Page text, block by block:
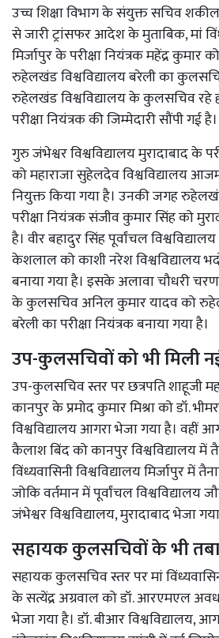
उच्च शिक्षा विभाग के संयुक्त सचिव
से जारी ट्रांसफर आदेश के मुताबिक, मां
मिर्जापुर के परीक्षा नियंत्रक महेंद्र कुमार
रुहेलखंड विश्वविद्यालय बरेली का
रुहेलखंड विश्वविद्यालय के कुलसचिव रहे
परीक्षा नियंत्रक की जिम्मेदारी सौंपी गई है।
गुरु जंभेश्वर विश्वविद्यालय मुरादाबाद के
को महाराजा सुहेलदेव विश्वविद्यालय
नियुक्त किया गया है। उनकी जगह
परीक्षा नियंत्रक संजीव कुमार सिंह को
है। वीर बहादुर सिंह पूर्वांचल
केशलाल को काशी नरेश विश्वविद्यालय
बनाया गया है। इसके अलावा चौधरी चरण
के कुलसचिव अनिल कुमार यादव को
बरेली का परीक्षा नियंत्रक बनाया गया है।
उप-कुलसचिवों को भी मिली
उप-कुलसचिव स्तर पर छत्रपति शाहूजी
कानपुर के प्रमोद कुमार मिश्रा को डॉ.
विश्वविद्यालय आगरा भेजा गया है। वहीं
कैलाश बिंद को कानपुर विश्वविद्यालय में
विंध्यवासिनी विश्वविद्यालय मिर्जापुर में
जोकि वर्तमान में पूर्वांचल
जंभेश्वर विश्वविद्यालय, मुरादाबाद भेजा
सहायक कुलसचिवों के भी
सहायक कुलसचिव स्तर पर मां
के सत्येंद्र अग्रवाल को डॉ. आरएमएल अवध
भेजा गया है। डॉ. बीआर विश्वविद्यालय,